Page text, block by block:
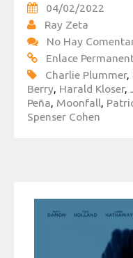
04/02/2022
Ray Zeta
No Hay
Enlace
Charlie Plummer,
Berry Harald Kloser,
Peña Moonfall
Spenser Cohen